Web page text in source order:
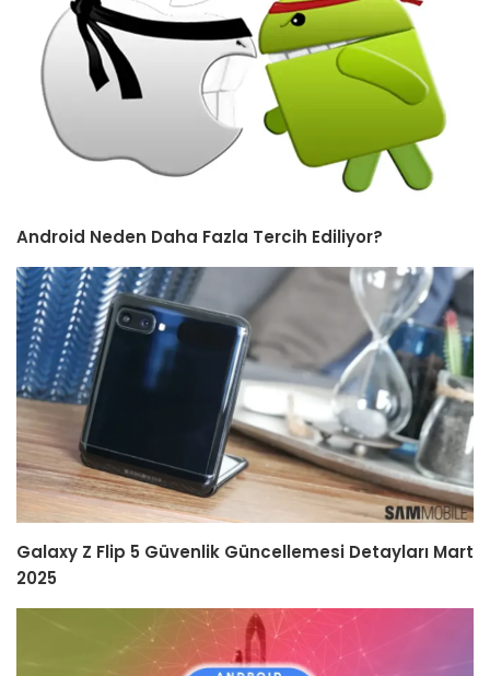
Android Neden Daha Fazla Tercih Ediliyor?
Galaxy Z Flip 5 Güvenlik Güncellemesi Detayları Mart
2025